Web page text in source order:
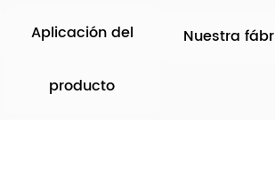
Aplicación del
producto
Nuestra